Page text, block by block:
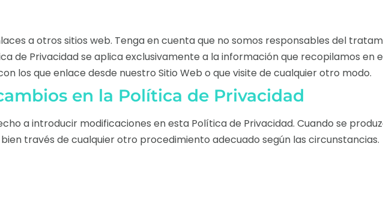
a otros sitios web. Tenga en cuenta que no somos responsables del
de Privacidad se aplica exclusivamente a la información que recopilamos en
los que enlace desde nuestro Sitio Web o que visite de cualquier otro modo.
en la Política de Privacidad
a introducir modificaciones en esta Política de Privacidad. Cuando se
través de cualquier otro procedimiento adecuado según las circunstancias.